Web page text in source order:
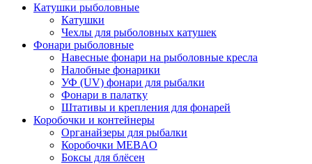
Катушки рыболовные
Катушки
Чехлы для рыболовных катушек
Фонари рыболовные
Навесные фонари на рыболовные кресла
Налобные фонарики
УФ (UV) фонари для рыбалки
Фонари в палатку
Штативы и крепления для фонарей
Коробочки и контейнеры
Органайзеры для рыбалки
Коробочки MEBAO
Боксы для блёсен